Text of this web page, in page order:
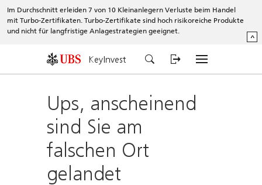
Im Durchschnitt erleiden 7 von 10 Kleinanlegern Verluste beim Handel
mit Turbo-Zertifikaten. Turbo-Zertifikate sind hoch risikoreiche Produkte
und nicht für langfristige Anlagestrategien geeignet.
^
KeyInvest
Ups, anscheinend
sind Sie am
falschen Ort
gelandet